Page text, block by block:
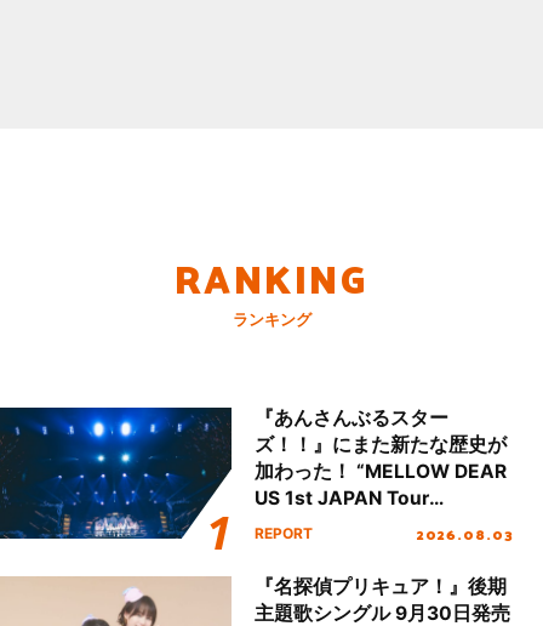
RANKING
ランキング
『あんさんぶるスター
ズ！！』にまた新たな歴史が
加わった！ “MELLOW DEAR
US 1st JAPAN Tour
Final「NICE to meet YOU
ート!!
REPORT 2026.08.03
『名探偵プリキュア！』後期
主題歌シングル 9月30日発売